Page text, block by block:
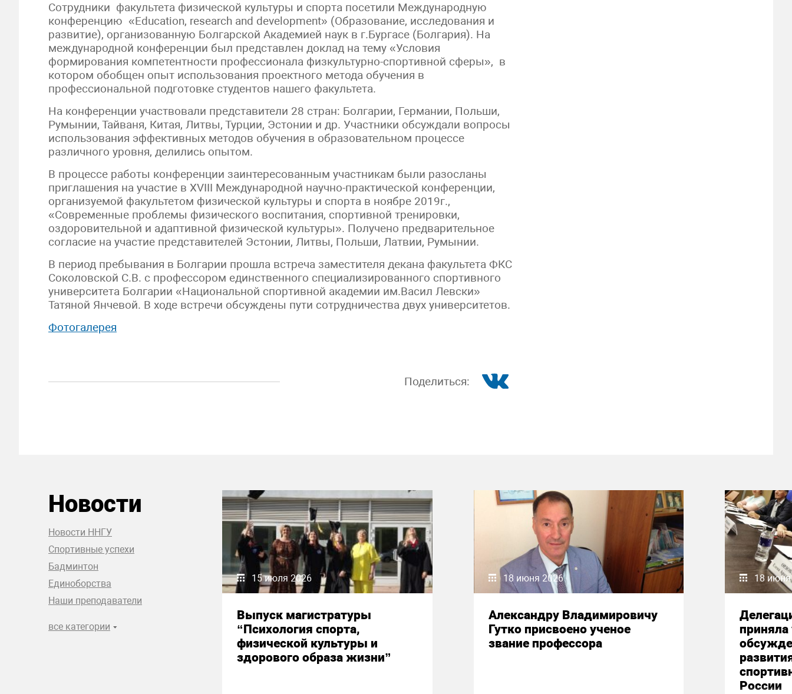
Сотрудники факультета физической культуры и спорта посетили Международную
конференцию «Education, research and development» (Образование, исследования и
развитие), организованную Болгарской Академией наук в г.Бургасе (Болгария). На
международной конференции был представлен доклад на тему «Условия
формирования компетентности профессионала физкультурно-спортивной сферы», в
котором обобщен опыт использования проектного метода обучения в
профессиональной подготовке студентов нашего факультета.
На конференции участвовали представители 28 стран: Болгарии, Германии, Польши,
Румынии, Тайваня, Китая, Литвы, Турции, Эстонии и др. Участники обсуждали вопросы
использования эффективных методов обучения в образовательном процессе
различного уровня, делились опытом.
В процессе работы конференции заинтересованным участникам были разосланы
приглашения на участие в ХVIII Международной научно-практической конференции,
организуемой факультетом физической культуры и спорта в ноябре 2019г.,
«Современные проблемы физического воспитания, спортивной тренировки,
оздоровительной и адаптивной физической культуры». Получено предварительное
согласие на участие представителей Эстонии, Литвы, Польши, Латвии, Румынии.
В период пребывания в Болгарии прошла встреча заместителя декана факультета ФКС
Соколовской С.В. с профессором единственного специализированного спортивного
университета Болгарии «Национальной спортивной академии им.Васил Левски»
Татяной Янчевой. В ходе встречи обсуждены пути сотрудничества двух университетов.
Фотогалерея
Поделиться:
Новости
Новости ННГУ
Спортивные успехи
Бадминтон
Единоборства
Наши преподаватели
все категории
15 июля 2026
Выпуск магистратуры
“Психология спорта,
физической культуры и
здорового образа жизни”
18 июня 2026
Александру Владимировичу
Гутко присвоено ученое
звание профессора
18
приняла
России